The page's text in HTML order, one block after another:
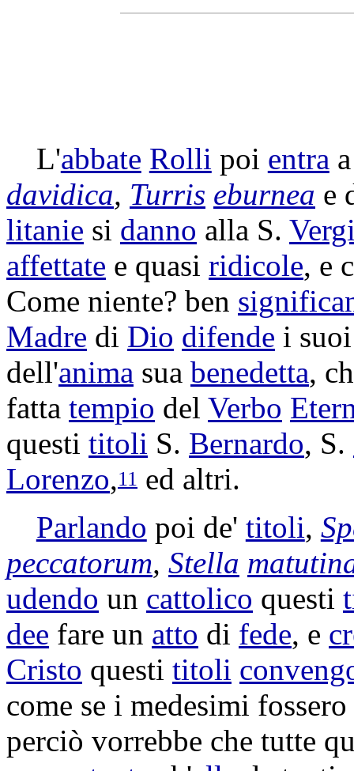
L'abbate Rolli poi entra
davidica, Turris eburnea e
litanie si danno alla S.
affettate e quasi ridicole, e
Come niente? ben
Madre di Dio difende i
dell'anima sua benedetta,
fatta tempio del Verbo
questi titoli S. Bernardo, S.
Lorenzo,11 ed altri.
Parlando poi de' titoli,
peccatorum, Stella
udendo un cattolico questi
dee fare un atto di fede, e
Cristo questi titoli
come se i medesimi
perciò vorrebbe che tutte